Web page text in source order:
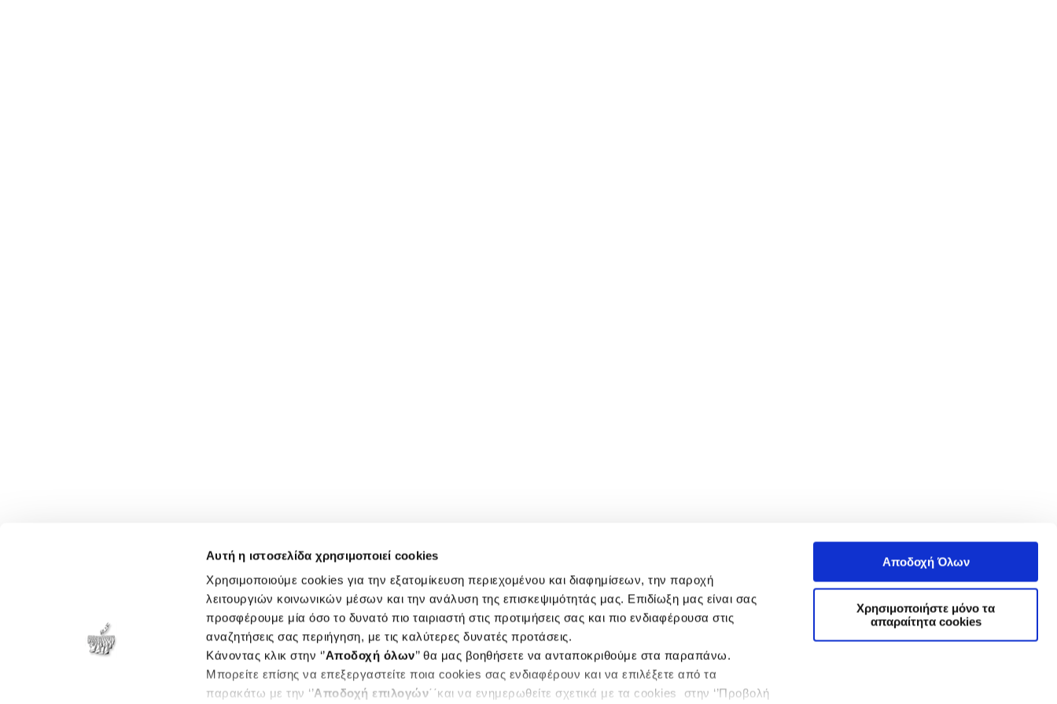
Αυτή η ιστοσελίδα χρησιμοποιεί cookies
Χρησιμοποιούμε cookies για την εξατομίκευση περιεχομένου και διαφημίσεων, την παροχή
λειτουργιών κοινωνικών μέσων και την ανάλυση της επισκεψιμότητάς μας. Επιδίωξη μας είναι σας
προσφέρουμε μία όσο το δυνατό πιο ταιριαστή στις προτιμήσεις σας και πιο ενδιαφέρουσα στις
αναζητήσεις σας περιήγηση, με τις καλύτερες δυνατές προτάσεις.
Κάνοντας κλικ στην ‘’Αποδοχή όλων’’ θα μας βοηθήσετε να ανταποκριθούμε στα παραπάνω.
Μπορείτε επίσης να επεξεργαστείτε ποια cookies σας ενδιαφέρουν και να επιλέξετε από τα
παρακάτω με την ‘’Αποδοχή επιλογών΄΄και να ενημερωθείτε σχετικά με τα cookies στην ‘’Προβολή
Αποδοχή Όλων
Χρησιμοποιήστε μόνο τα
απαραίτητα cookies